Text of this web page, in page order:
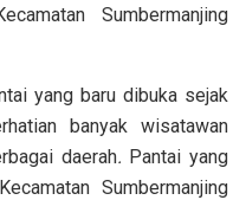
Sumbermanjing
yang baru dibuka sejak
banyak wisatawan
daerah. Pantai yang
Sumbermanjing